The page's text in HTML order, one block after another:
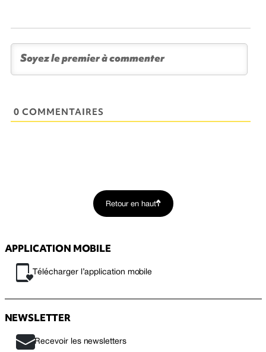
0 COMMENTAIRES
Retour en haut
APPLICATION MOBILE
Télécharger l’application mobile
NEWSLETTER
Recevoir les newsletters